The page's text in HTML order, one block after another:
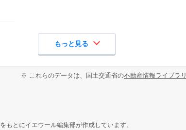
もっと見る
※ これらのデータは、国土交通省の不動産情報ライブラリ
をもとにイエウール編集部が作成しています。